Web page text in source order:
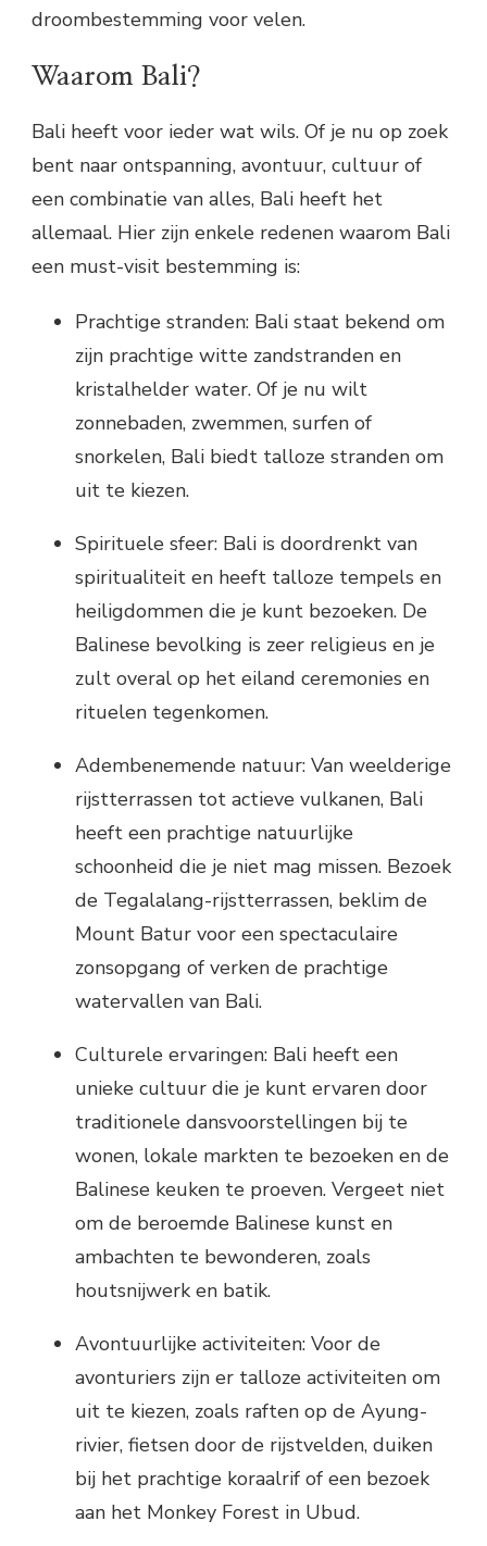
droombestemming voor velen.
Waarom Bali?
Bali heeft voor ieder wat wils. Of je nu op zoek
bent naar ontspanning, avontuur, cultuur of
een combinatie van alles, Bali heeft het
allemaal. Hier zijn enkele redenen waarom Bali
een must-visit bestemming is:
Prachtige stranden: Bali staat bekend om
zijn prachtige witte zandstranden en
kristalhelder water. Of je nu wilt
zonnebaden, zwemmen, surfen of
snorkelen, Bali biedt talloze stranden om
uit te kiezen.
Spirituele sfeer: Bali is doordrenkt van
spiritualiteit en heeft talloze tempels en
heiligdommen die je kunt bezoeken. De
Balinese bevolking is zeer religieus en je
zult overal op het eiland ceremonies en
rituelen tegenkomen.
Adembenemende natuur: Van weelderige
rijstterrassen tot actieve vulkanen, Bali
heeft een prachtige natuurlijke
schoonheid die je niet mag missen. Bezoek
de Tegalalang-rijstterrassen, beklim de
Mount Batur voor een spectaculaire
zonsopgang of verken de prachtige
watervallen van Bali.
Culturele ervaringen: Bali heeft een
unieke cultuur die je kunt ervaren door
traditionele dansvoorstellingen bij te
wonen, lokale markten te bezoeken en de
Balinese keuken te proeven. Vergeet niet
om de beroemde Balinese kunst en
ambachten te bewonderen, zoals
houtsnijwerk en batik.
Avontuurlijke activiteiten: Voor de
avonturiers zijn er talloze activiteiten om
uit te kiezen, zoals raften op de Ayung-
rivier, fietsen door de rijstvelden, duiken
bij het prachtige koraalrif of een bezoek
aan het Monkey Forest in Ubud.